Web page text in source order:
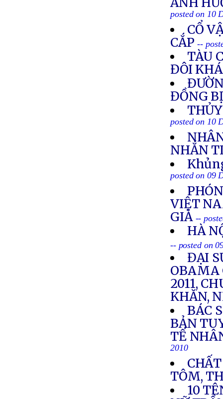
posted on 10
CỔ
CẮP--
TÀU
ĐÔI
ĐỒNG
posted on 10
NHẮN
posted on 09
VIỆT
GIẢ --
HÀ
-- posted on
ĐẠI
OBAMA
2011,
KHĂN,
BÁC
BẢN
TẾ
2010
TÔM,
10